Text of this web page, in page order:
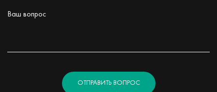
Ваш вопрос
ОТПРАВИТЬ ВОПРОС